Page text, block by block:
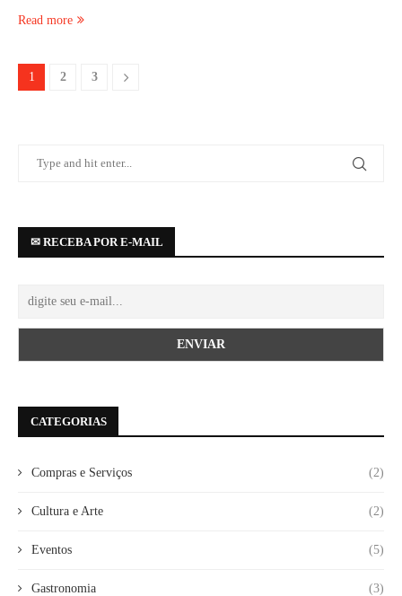
Read more
1 2 3
✉ RECEBA POR E-MAIL
CATEGORIAS
Compras e Serviços (2)
Cultura e Arte (2)
Eventos (5)
Gastronomia (3)